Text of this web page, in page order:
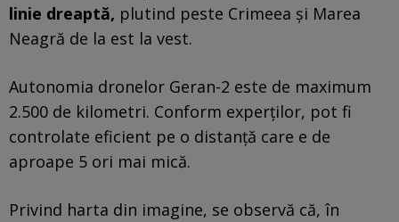
linie dreaptă, plutind peste Crimeea și Marea
Neagră de la est la vest.
Autonomia dronelor Geran-2 este de maximum
2.500 de kilometri. Conform experților, pot fi
controlate eficient pe o distanță care e de
aproape 5 ori mai mică.
Privind harta din imagine, se observă că, în